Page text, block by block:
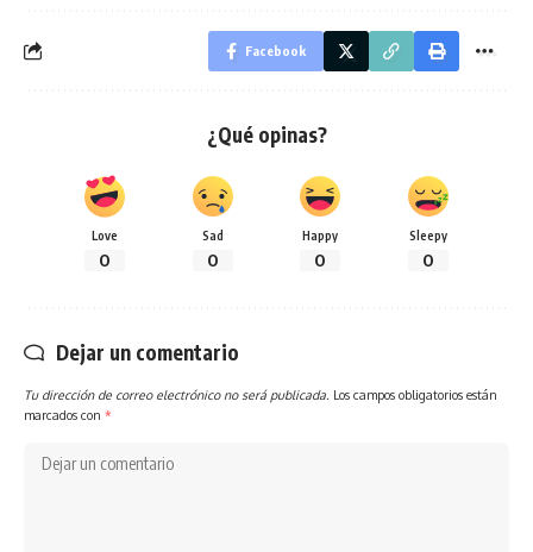
Facebook
¿Qué opinas?
Love
0
Sad
0
Happy
0
Sleepy
0
Dejar un comentario
Tu dirección de correo electrónico no será publicada. Los campos obligatorios están
marcados con *